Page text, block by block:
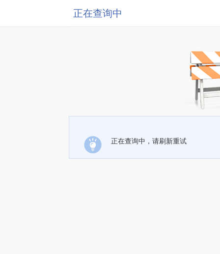
正在查询中
正在查询中，请刷新重试